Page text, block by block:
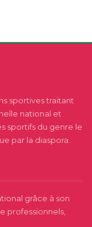
sportives traitant
national et
sportifs du genre le
par la diaspora.
grâce à son
professionnels,